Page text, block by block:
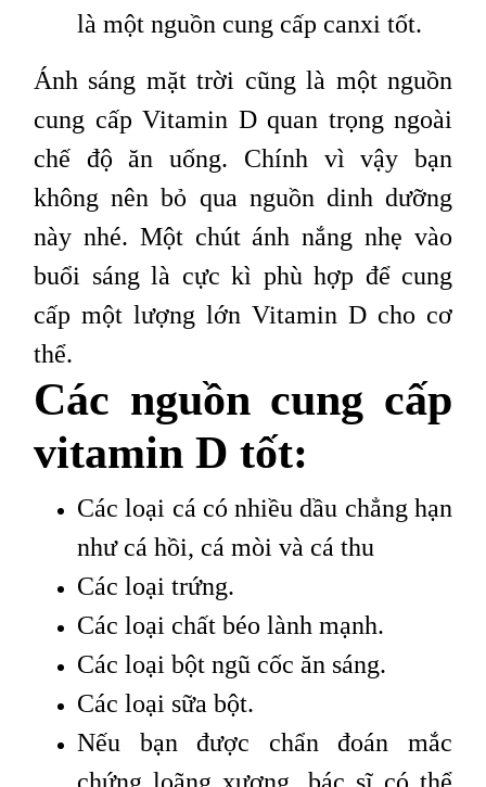
là một nguồn cung cấp canxi tốt.
Ánh sáng mặt trời cũng là một nguồn
cung cấp Vitamin D quan trọng ngoài
chế độ ăn uống. Chính vì vậy bạn
không nên bỏ qua nguồn dinh dưỡng
này nhé. Một chút ánh nắng nhẹ vào
buổi sáng là cực kì phù hợp để cung
cấp một lượng lớn Vitamin D cho cơ
thể.
Các nguồn cung cấp
vitamin D tốt:
Các loại cá có nhiều dầu chẳng hạn
như cá hồi, cá mòi và cá thu
Các loại trứng.
Các loại chất béo lành mạnh.
Các loại bột ngũ cốc ăn sáng.
Các loại sữa bột.
Nếu bạn được chẩn đoán mắc
chứng loãng xương, bác sĩ có thể